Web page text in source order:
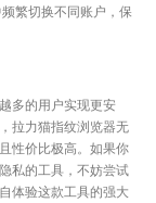
繁切换不同账户，保
多的用户实现更安
拉力猫指纹浏览器无
性价比极高。如果你
私的工具，不妨尝试
体验这款工具的强大